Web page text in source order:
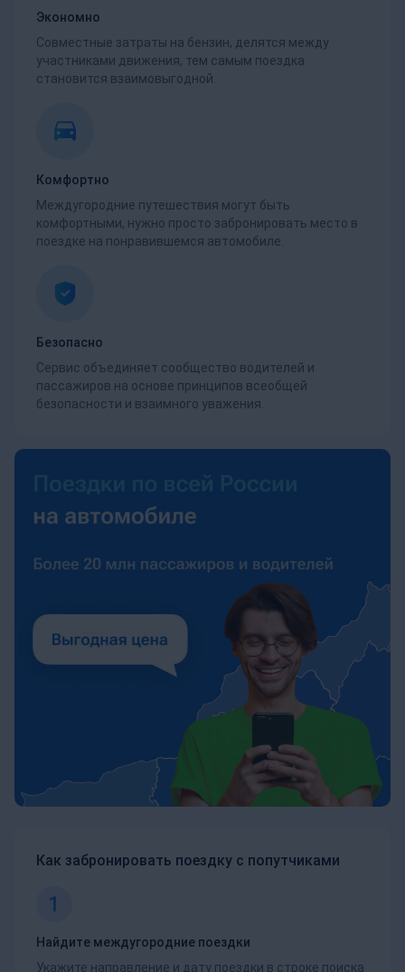
Экономно
Совместные затраты на бензин, делятся между
участниками движения, тем самым поездка
становится взаимовыгодной.
Комфортно
Междугородние путешествия могут быть
комфортными, нужно просто забронировать место в
поездке на понравившемся автомобиле.
Безопасно
Сервис объединяет сообщество водителей и
пассажиров на основе принципов всеобщей
безопасности и взаимного уважения.
Как забронировать поездку с попутчиками
1
Найдите междугородние поездки
Укажите направление и дату поездки в строке поиска